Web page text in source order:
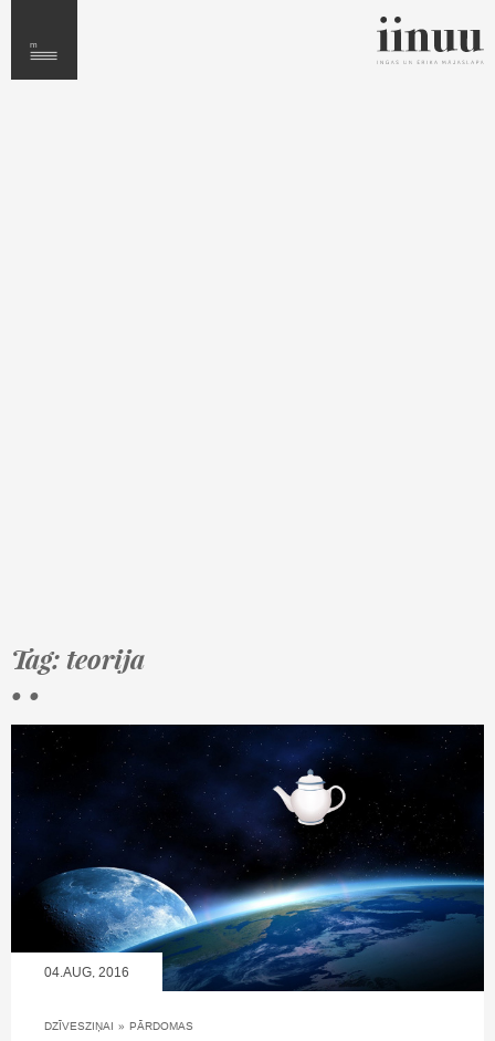
Tag: teorija
• •
04.AUG, 2016
DZĪVESZIŅAI » PĀRDOMAS